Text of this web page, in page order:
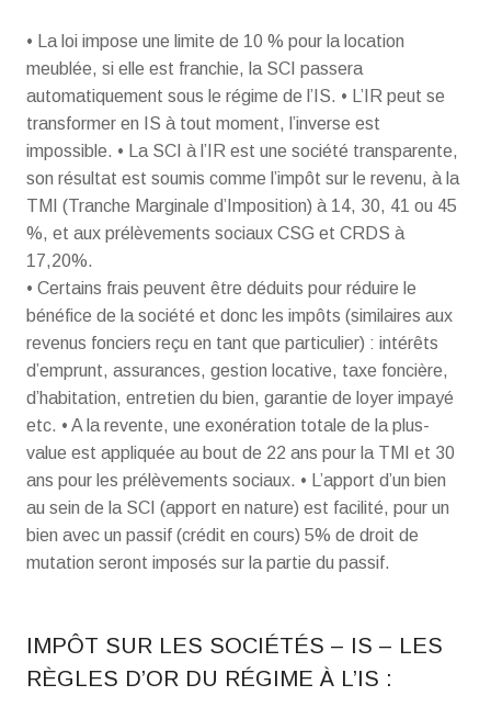
• La loi impose une limite de 10 % pour la location
meublée, si elle est franchie, la SCI passera
automatiquement sous le régime de l’IS. • L’IR peut se
transformer en IS à tout moment, l’inverse est
impossible. • La SCI à l’IR est une société transparente,
son résultat est soumis comme l’impôt sur le revenu, à la
TMI (Tranche Marginale d’Imposition) à 14, 30, 41 ou 45
%, et aux prélèvements sociaux CSG et CRDS à
17,20%.
• Certains frais peuvent être déduits pour réduire le
bénéfice de la société et donc les impôts (similaires aux
revenus fonciers reçu en tant que particulier) : intérêts
d’emprunt, assurances, gestion locative, taxe foncière,
d’habitation, entretien du bien, garantie de loyer impayé
etc. • A la revente, une exonération totale de la plus-
value est appliquée au bout de 22 ans pour la TMI et 30
ans pour les prélèvements sociaux. • L’apport d’un bien
au sein de la SCI (apport en nature) est facilité, pour un
bien avec un passif (crédit en cours) 5% de droit de
mutation seront imposés sur la partie du passif.
IMPÔT SUR LES SOCIÉTÉS – IS – LES
RÈGLES D’OR DU RÉGIME À L’IS :